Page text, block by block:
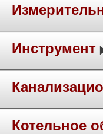
Инструмент
Котельное